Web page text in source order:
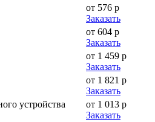
от 576 р
Заказать
от 604 р
Заказать
от 1 459 р
Заказать
от 1 821 р
Заказать
устройства
от 1 013 р
Заказать